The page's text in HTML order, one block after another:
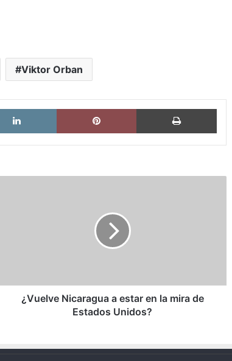
Viktor Orban
LinkedIn Pinterest
Unidos?¿Vuelve Nicaragua a estar en la mira de
Estados Unidos?